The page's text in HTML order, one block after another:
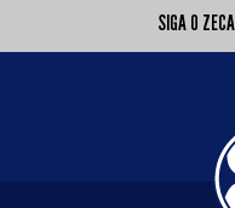
SIGA O ZECA